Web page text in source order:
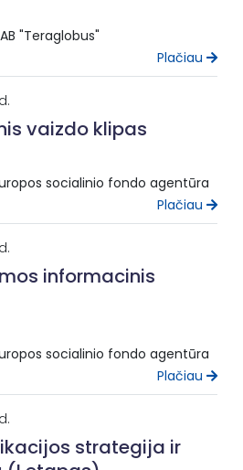
"Teraglobus"
Plačiau
vaizdo klipas
socialinio fondo agentūra
Plačiau
informacinis
socialinio fondo agentūra
Plačiau
strategija ir